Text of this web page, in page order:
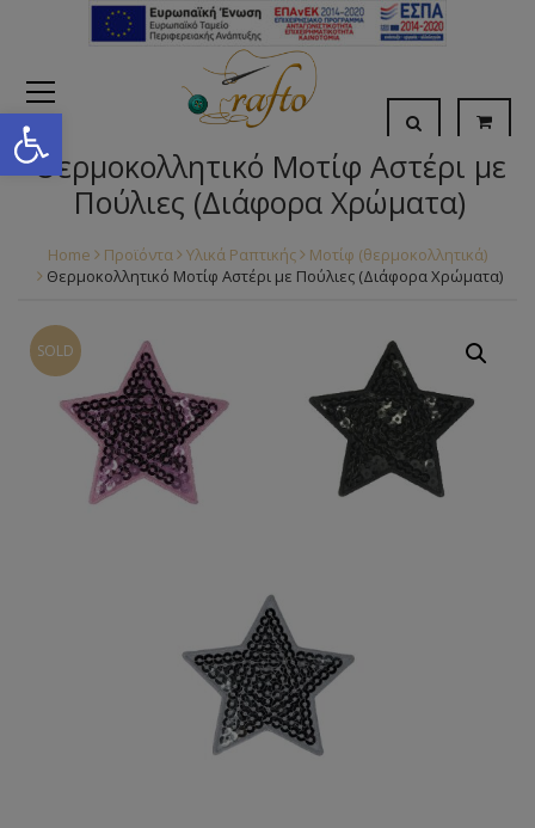
Open toolbar
Θερμοκολλητικό Μοτίφ Αστέρι με
Πούλιες (Διάφορα Χρώματα)
Home Προϊόντα Υλικά Ραπτικής
Μοτίφ (θερμοκολλητικά)
Θερμοκολλητικό Μοτίφ Αστέρι με Πούλιες (Διάφορα Χρώματα)
SOLD